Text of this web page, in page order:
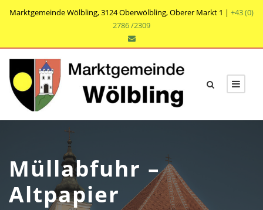
Marktgemeinde Wölbling, 3124 Oberwölbling, Oberer Markt 1 | +43 (0)
2786 /2309
Müllabfuhr –
Altpapier